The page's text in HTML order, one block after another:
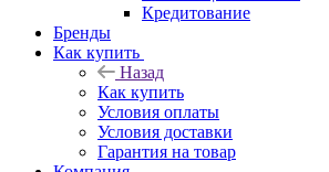
Кредитование
Бренды
Как купить
Назад
Как купить
Условия оплаты
Условия доставки
Гарантия на товар